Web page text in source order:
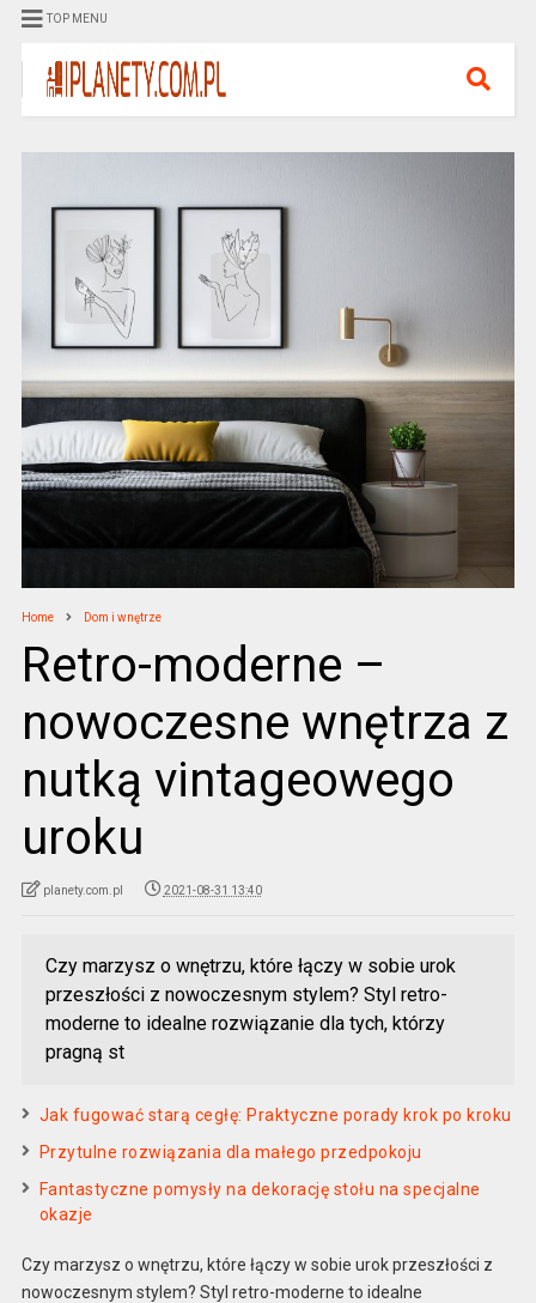
TOP MENU
Home Dom i wnętrze
Retro-moderne –
nowoczesne wnętrza z
nutką vintageowego
uroku
planety.com.pl 2021-08-31 13:40
Czy marzysz o wnętrzu, które łączy w sobie urok
przeszłości z nowoczesnym stylem? Styl retro-
moderne to idealne rozwiązanie dla tych, którzy
pragną st
Jak fugować starą cegłę: Praktyczne porady krok po kroku
Przytulne rozwiązania dla małego przedpokoju
Fantastyczne pomysły na dekorację stołu na specjalne
okazje
Czy marzysz o wnętrzu, które łączy w sobie urok przeszłości z
nowoczesnym stylem? Styl retro-moderne to idealne